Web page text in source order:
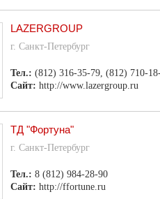
LAZERGROUP
г. Санкт-Петербург
Тел.: (812) 316-35-79, (812) 710-
Сайт: http://www.lazergroup.ru
ТД "Фортуна"
г. Санкт-Петербург
Тел.: 8 (812) 984-28-90
Сайт: http://ffortune.ru